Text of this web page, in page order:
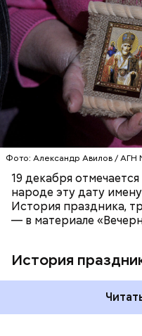
Фото: Александр Авилов / АГН
19 декабря
народе эту дату
История праздника,
— в материале
История
мучительным пыткам
язычников.
ПРАВОСЛАВИЕ
ХРИСТИАНСТВО